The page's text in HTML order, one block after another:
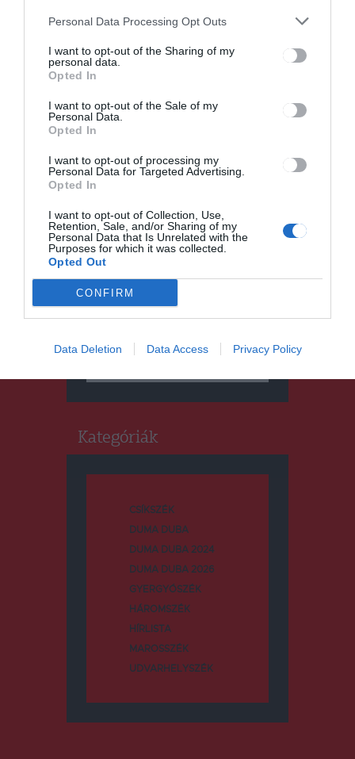
Personal Data Processing Opt Outs
I want to opt-out of the Sharing of my
personal data.
Opted In
I want to opt-out of the Sale of my
Personal Data.
Opted In
I want to opt-out of processing my
Personal Data for Targeted Advertising.
Opted In
I want to opt-out of Collection, Use,
Retention, Sale, and/or Sharing of my
Personal Data that Is Unrelated with the
Purposes for which it was collected.
Opted Out
CONFIRM
Data Deletion Data Access Privacy Policy
HÍRLISTA
Sepsiszentgyörgyön
Keresés:
Kategóriák
CSÍKSZÉK
DUMA DUBA
DUMA DUBA 2024
DUMA DUBA 2026
GYERGYÓSZÉK
HÁROMSZÉK
HÍRLISTA
MAROSSZÉK
UDVARHELYSZÉK